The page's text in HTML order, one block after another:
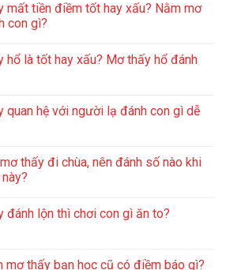
mất tiền điềm tốt hay xấu? Nằm mơ
con gì?
hổ là tốt hay xấu? Mơ thấy hổ đánh
quan hệ với người lạ đánh con gì dễ
thấy đi chùa, nên đánh số nào khi
đánh lộn thì chơi con gì ăn to?
mơ thấy bạn học cũ có điềm báo gì?